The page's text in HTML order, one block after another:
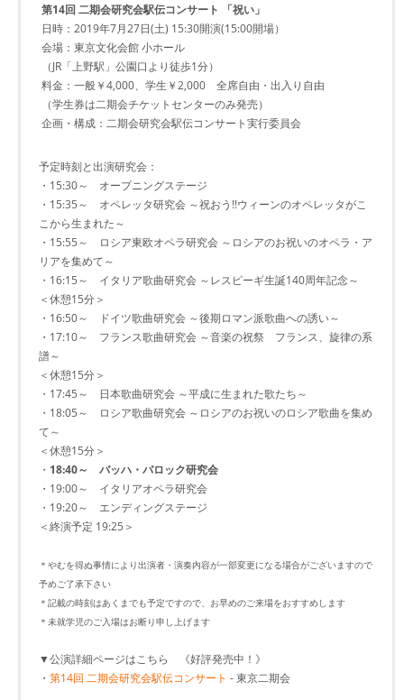
第14回 二期会研究会駅伝コンサート 「祝い」
日時：2019年7月27日(土) 15:30開演(15:00開場）
会場：東京文化会館 小ホール
（JR「上野駅」公園口より徒歩1分）
料金：一般￥4,000、学生￥2,000 全席自由・出入り自由
（学生券は二期会チケットセンターのみ発売）
企画・構成：二期会研究会駅伝コンサート実行委員会
予定時刻と出演研究会：
・15:30～ オープニングステージ
・15:35～ オペレッタ研究会 ～祝おう!!ウィーンのオペレッタがこ
こから生まれた～
・15:55～ ロシア東欧オペラ研究会 ～ロシアのお祝いのオペラ・ア
リアを集めて～
・16:15～ イタリア歌曲研究会 ～レスピーギ生誕140周年記念～
＜休憩15分＞
・16:50～ ドイツ歌曲研究会 ～後期ロマン派歌曲への誘い～
・17:10～ フランス歌曲研究会 ～音楽の祝祭 フランス、旋律の系
譜～
＜休憩15分＞
・17:45～ 日本歌曲研究会 ～平成に生まれた歌たち～
・18:05～ ロシア歌曲研究会 ～ロシアのお祝いのロシア歌曲を集め
て～
＜休憩15分＞
・ 18:40～ バッハ・バロック研究会
・19:00～ イタリアオペラ研究会
・19:20～ エンディングステージ
＜終演予定 19:25＞
＊やむを得ぬ事情により出演者・演奏内容が一部変更になる場合がございますので
予めご了承下さい
＊記載の時刻はあくまでも予定ですので、お早めのご来場をおすすめします
＊未就学児のご入場はお断り申し上げます
▼公演詳細ページはこちら 《好評発売中！》
・ 第14回 二期会研究会駅伝コンサート - 東京二期会